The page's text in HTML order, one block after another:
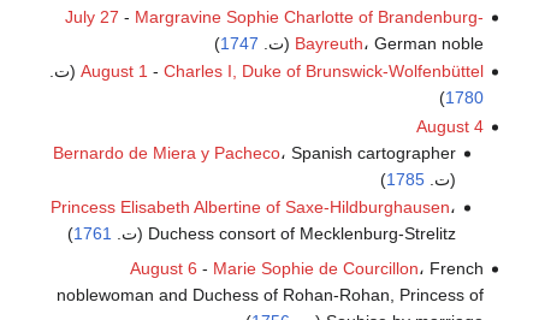
July 27 - Margravine Sophie Charlotte of Brandenburg-
Bayreuth، German noble (ت. 1747
)
August 1 - Charles I, Duke of Brunswick-Wolfenbüttel
(ت.
1780
)
August 4
Bernardo de Miera y Pacheco، Spanish cartographer
(ت. 1785
)
Princess Elisabeth Albertine of Saxe-Hildburghausen،
Duchess consort of Mecklenburg-Strelitz (ت.
1761
)
August 6 - Marie Sophie de Courcillon، French
noblewoman and Duchess of Rohan-Rohan, Princess of